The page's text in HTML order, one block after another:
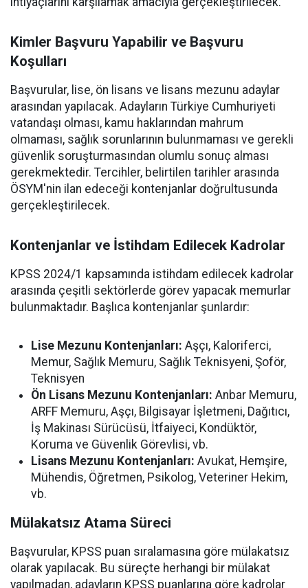
Kimler Başvuru Yapabilir ve Başvuru
Koşulları
Başvurular, lise, ön lisans ve lisans mezunu adaylar
arasından yapılacak. Adayların Türkiye Cumhuriyeti
vatandaşı olması, kamu haklarından mahrum
olmaması, sağlık sorunlarının bulunmaması ve gerekli
güvenlik soruşturmasından olumlu sonuç alması
gerekmektedir. Tercihler, belirtilen tarihler arasında
ÖSYM'nin ilan edeceği kontenjanlar doğrultusunda
gerçekleştirilecek.
Kontenjanlar ve İstihdam Edilecek Kadrolar
KPSS 2024/1 kapsamında istihdam edilecek kadrolar
arasında çeşitli sektörlerde görev yapacak memurlar
bulunmaktadır. Başlıca kontenjanlar şunlardır:
Lise Mezunu Kontenjanları: Aşçı, Kaloriferci,
Memur, Sağlık Memuru, Sağlık Teknisyeni, Şoför,
Teknisyen
Ön Lisans Mezunu Kontenjanları: Anbar Memuru,
ARFF Memuru, Aşçı, Bilgisayar İşletmeni, Dağıtıcı,
İş Makinası Sürücüsü, İtfaiyeci, Kondüktör,
Koruma ve Güvenlik Görevlisi, vb.
Lisans Mezunu Kontenjanları: Avukat, Hemşire,
Mühendis, Öğretmen, Psikolog, Veteriner Hekim,
vb.
Mülakatsız Atama Süreci
Başvurular, KPSS puan sıralamasına göre mülakatsız
olarak yapılacak. Bu süreçte herhangi bir mülakat
yapılmadan, adayların KPSS puanlarına göre kadrolar